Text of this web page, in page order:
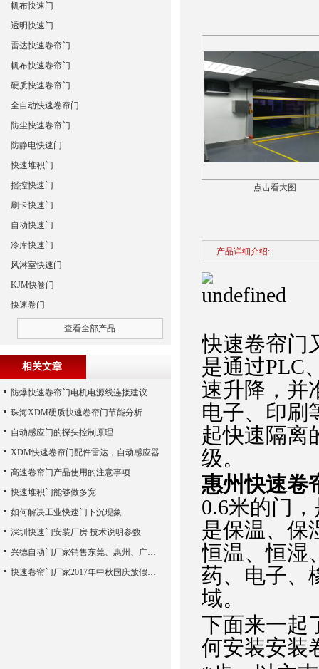
点击看大图
产品详细介绍:
快速卷帘门
是通过PLC
速升降，并
电子、印刷
起快速隔离
级。
惠州快速卷
0.6米的门
是保温、保
恒温、恒湿
药、电子、
域。
下面来一起
何安装安装
帆布快速门
透明快速门
雷达快速卷帘门
帆布快速卷帘门
硬质快速卷帘门
全自动快速卷帘门
防尘快速卷帘门
防静电快速门
快速堆积门
摇控快速门
刷卡快速门
自动快速门
冷库快速门
风淋室快速门
KJM快卷门
快速卷门
查看全部产品
相关文章
防爆快速卷帘门电机电源线连接建议
珠海XDM硬质快速卷帘门节能分析
自动感应门的探头控制原理
XDM快速卷帘门配件雷达，自动感应器
高速卷帘门产品使用的注意事项
快速堆积门能够做多宽
如何解决工业快速门下沉现象
深圳快速门安装厂房 技术说明参数
兴德自动门厂家销售东莞、惠州、广州、佛山、中山等地
快速卷帘门厂家2017年中秋国庆放假通知